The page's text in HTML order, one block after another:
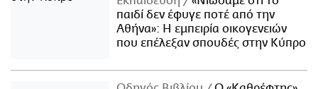
παιδί δεν έφυγε ποτέ από την
Αθήνα»: Η εμπειρία οικογενειών
που επέλεξαν σπουδές στην Κύπρο